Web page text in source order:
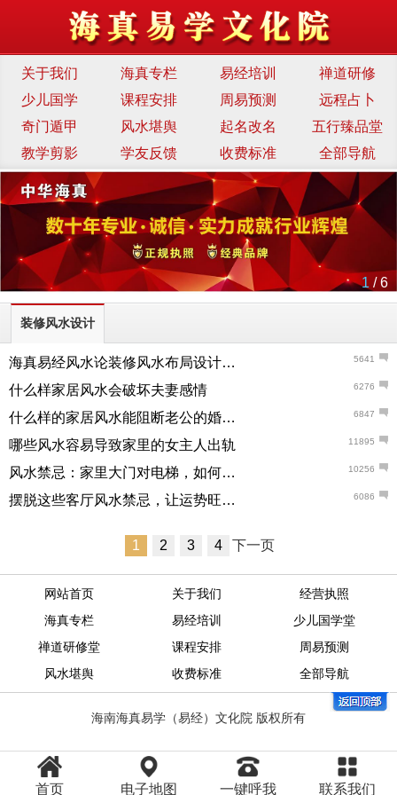
关于我们 海真专栏 易经培训
禅道研修
少儿国学
课程安排 周易预测
远程占卜
奇门遁甲
风水堪舆 起名改名
五行臻品堂
教学剪影
学友反馈 收费标准 全部导航
1 / 6
装修风水设计
5641
海真易经风水论装修风水布局设计的要点与注意事项
6276
什么样家居风水会破坏夫妻感情
6847
什么样的家居风水能阻断老公的婚外情
11895
哪些风水容易导致家里的女主人出轨
10256
风水禁忌：家里大门对电梯，如何解决
6086
摆脱这些客厅风水禁忌，让运势旺起来
1 2 3 4 下一页
网站首页 关于我们
经营执照
海真专栏
易经培训
少儿国学堂
禅道研修堂
课程安排
周易预测
风水堪舆
收费标准 全部导航
海南海真易学（易经）文化院 版权所有
首页 电子地图 一键呼我 联系我们